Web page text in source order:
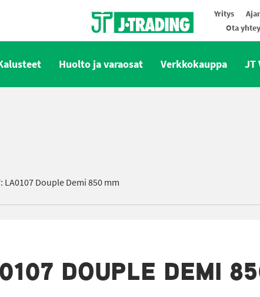
Yritys
Ota
Huolto ja varaosat Verkkokauppa JT
LA0107 Douple Demi 850 mm
DOUPLE DEMI